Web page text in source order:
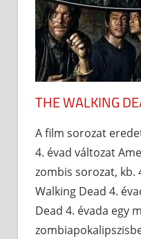
THE WALKING
A film sorozat
4. évad változat
zombis sorozat, kb.
Walking Dead 4.
Dead 4. évada egy